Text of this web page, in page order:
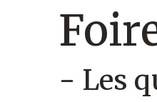
- Les